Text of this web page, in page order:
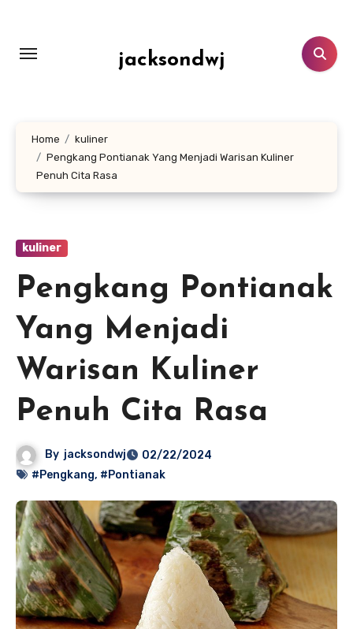
konten
jacksondwj
Home
kuliner
Pengkang Pontianak Yang Menjadi Warisan Kuliner
Penuh Cita Rasa
kuliner
Pengkang Pontianak
Yang Menjadi
Warisan Kuliner
Penuh Cita Rasa
By jacksondwj
02/22/2024
#Pengkang, #Pontianak